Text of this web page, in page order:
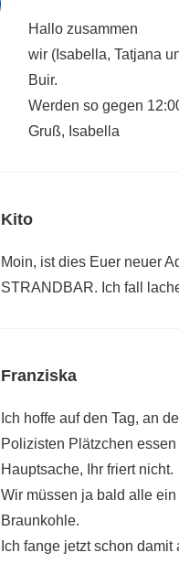
Hallo zusammen
wir (Isabella, Tatjana
Buir.
Werden so gegen
Gruß, Isabella
Kito
Moin, ist dies Euer neuer
STRANDBAR. Ich fall
Franziska
Ich hoffe auf den Tag, an
Polizisten Plätzchen
Hauptsache, Ihr friert nicht.
Wir müssen ja bald alle
Braunkohle.
Ich fange jetzt schon